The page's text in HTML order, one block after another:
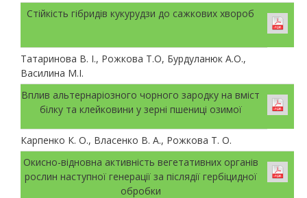
Стійкість гібридів кукурудзи до сажкових хвороб
Татаринова В. І., Рожкова Т.О, Бурдуланюк А.О.,
Василина М.І.
Вплив альтернаріозного чорного зародку на вміст
білку та клейковини у зерні пшениці озимої
Карпенко К. О., Власенко В. А., Рожкова Т. О.
Окисно-відновна активність вегетативних органів
рослин наступної генерації за післядії гербіцидної
обробки